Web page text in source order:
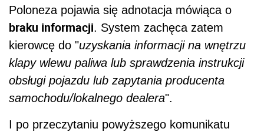
Poloneza pojawia się adnotacja mówiąca o
braku informacji. System zachęca zatem
kierowcę do "uzyskania informacji na wnętrzu
klapy wlewu paliwa lub sprawdzenia instrukcji
obsługi pojazdu lub zapytania producenta
samochodu/lokalnego dealera".
I po przeczytaniu powyższego komunikatu